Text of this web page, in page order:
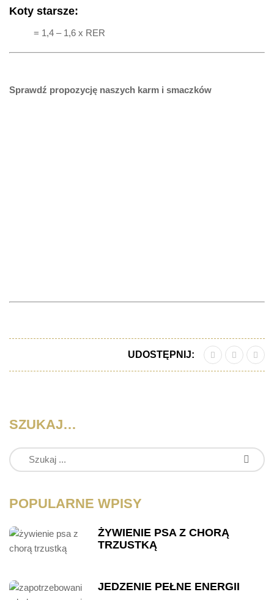
Koty starsze:
= 1,4 – 1,6 x RER
Sprawdź propozycję naszych karm i smaczków
UDOSTĘPNIJ:
SZUKAJ…
POPULARNE WPISY
ŻYWIENIE PSA Z CHORĄ
TRZUSTKĄ
JEDZENIE PEŁNE ENERGII